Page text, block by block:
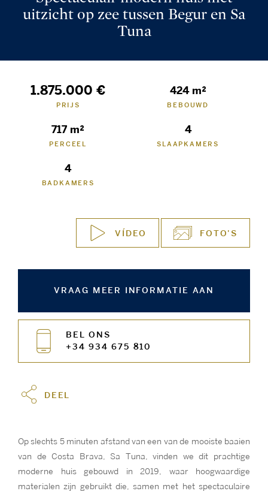
uitzicht op zee tussen Begur en Sa
Tuna
1.875.000 €
PRIJS
424 m²
BEBOUWD
717 m²
PERCEEL
4
SLAAPKAMERS
4
BADKAMERS
VÍDEO FOTO'S
VRAAG MEER INFORMATIE AAN
BEL ONS
+34 934 675 810
DEEL
Op slechts 5 minuten afstand van een van de mooiste baaien
van de Costa Brava, Sa Tuna, vinden we dit prachtige
moderne huis gebouwd in 2019, waar hoogwaardige
materialen zijn gebruikt die, samen met het spectaculaire